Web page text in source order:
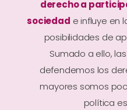
derecho a
sociedad e influye en
posibilidades de
Sumado a ello,
defendemos los
mayores somos
política